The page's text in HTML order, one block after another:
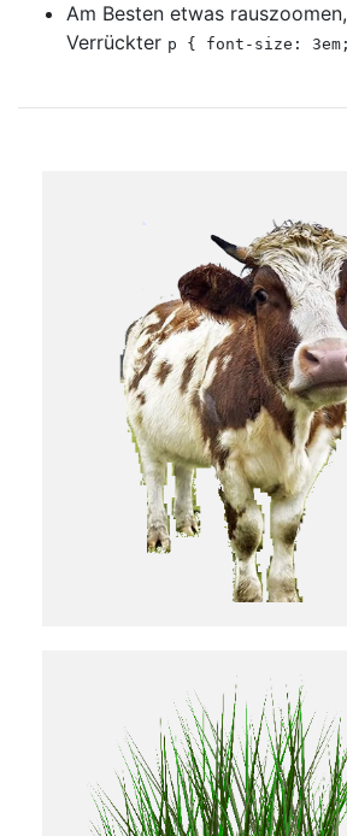
Am Besten etwas
Verrückter p { font-size: